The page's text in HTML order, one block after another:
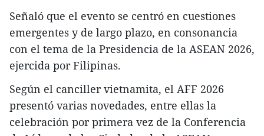
Señaló que el evento se centró en cuestiones
emergentes y de largo plazo, en consonancia
con el tema de la Presidencia de la ASEAN 2026,
ejercida por Filipinas.
Según el canciller vietnamita, el AFF 2026
presentó varias novedades, entre ellas la
celebración por primera vez de la Conferencia